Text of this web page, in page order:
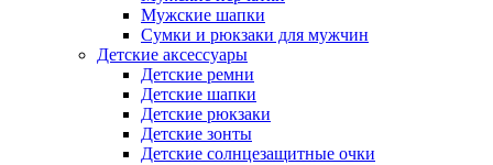
Мужские шапки
Сумки и рюкзаки для мужчин
Детские аксессуары
Детские ремни
Детские шапки
Детские рюкзаки
Детские зонты
Детские солнцезащитные очки